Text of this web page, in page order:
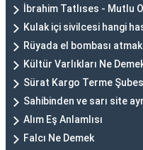
İbrahim Tatlıses - Mutlu
Kulak içi sivilcesi hangi
Rüyada el bombası
Kültür Varlıkları Ne
Sürat Kargo Terme
Sahibinden ve sarı site
Alım Eş Anlamlısı
Falcı Ne Demek